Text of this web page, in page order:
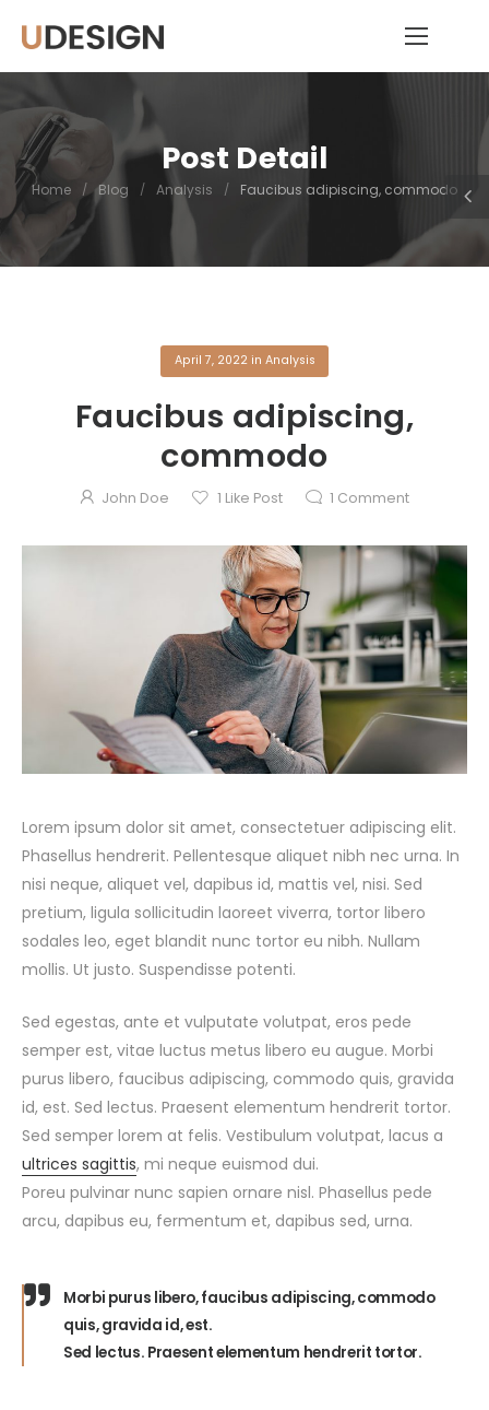
Post Detail
Home / Blog / Analysis / Faucibus adipiscing, commodo
April 7, 2022in Analysis
Faucibus adipiscing,
commodo
John Doe 1 Like Post 1 Comment
Lorem ipsum dolor sit amet, consectetuer adipiscing elit.
Phasellus hendrerit. Pellentesque aliquet nibh nec urna. In
nisi neque, aliquet vel, dapibus id, mattis vel, nisi. Sed
pretium, ligula sollicitudin laoreet viverra, tortor libero
sodales leo, eget blandit nunc tortor eu nibh. Nullam
mollis. Ut justo. Suspendisse potenti.
Sed egestas, ante et vulputate volutpat, eros pede
semper est, vitae luctus metus libero eu augue. Morbi
purus libero, faucibus adipiscing, commodo quis, gravida
id, est. Sed lectus. Praesent elementum hendrerit tortor.
Sed semper lorem at felis. Vestibulum volutpat, lacus a
ultrices sagittis, mi neque euismod dui.
Poreu pulvinar nunc sapien ornare nisl. Phasellus pede
arcu, dapibus eu, fermentum et, dapibus sed, urna.
Morbi purus libero, faucibus adipiscing, commodo
quis, gravida id, est.
Sed lectus. Praesent elementum hendrerit tortor.